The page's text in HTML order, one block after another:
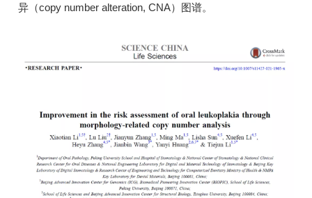
异（copy number alteration, CNA）图谱。